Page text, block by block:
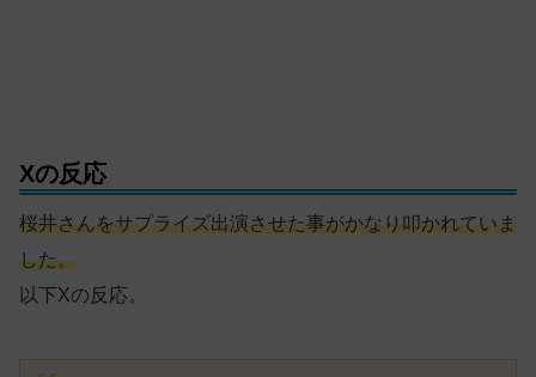
Xの反応
桜井さんをサプライズ出演させた事がかなり叩かれていま
した。
以下Xの反応。